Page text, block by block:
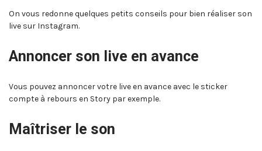
On vous redonne quelques petits conseils pour bien réaliser son
live sur Instagram.
Annoncer son live en avance
Vous pouvez annoncer votre live en avance avec le sticker
compte à rebours en Story par exemple.
Maîtriser le son